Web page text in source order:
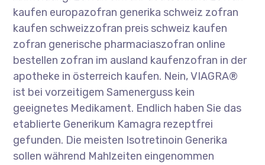
kaufen europazofran generika schweiz zofran
kaufen schweizzofran preis schweiz kaufen
zofran generische pharmaciaszofran online
bestellen zofran im ausland kaufenzofran in der
apotheke in österreich kaufen. Nein, VIAGRA®
ist bei vorzeitigem Samenerguss kein
geeignetes Medikament. Endlich haben Sie das
etablierte Generikum Kamagra rezeptfrei
gefunden. Die meisten Isotretinoin Generika
sollen während Mahlzeiten eingenommen